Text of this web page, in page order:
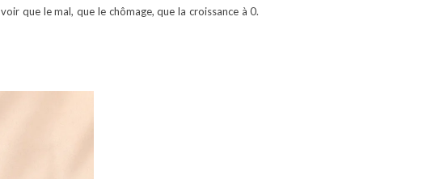
que le mal, que le chômage, que la croissance à 0.